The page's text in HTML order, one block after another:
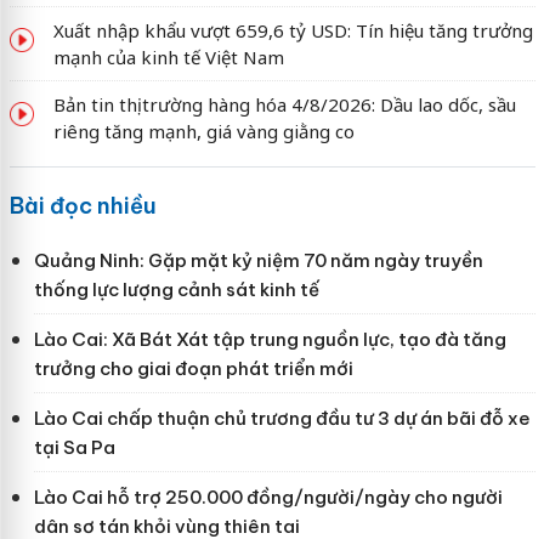
Xuất nhập khẩu vượt 659,6 tỷ USD: Tín hiệu tăng trưởng
mạnh của kinh tế Việt Nam
Bản tin thị trường hàng hóa 4/8/2026: Dầu lao dốc, sầu
riêng tăng mạnh, giá vàng giằng co
Bài đọc nhiều
Quảng Ninh: Gặp mặt kỷ niệm 70 năm ngày truyền
thống lực lượng cảnh sát kinh tế
Lào Cai: Xã Bát Xát tập trung nguồn lực, tạo đà tăng
trưởng cho giai đoạn phát triển mới
Lào Cai chấp thuận chủ trương đầu tư 3 dự án bãi đỗ xe
tại Sa Pa
Lào Cai hỗ trợ 250.000 đồng/người/ngày cho người
dân sơ tán khỏi vùng thiên tai